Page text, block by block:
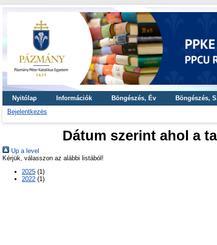
Nyitólap Információk Böngészés, Év
Böngészés,
Bejelentkezés
Dátum szerint ahol a
Up a level
Kérjük, válasszon az alábbi listából!
2025 (1)
2022 (1)